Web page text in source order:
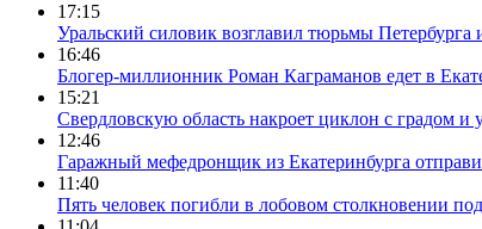
17:15
Уральский силовик возглавил тюрьмы Петербурга
16:46
Блогер-миллионник Роман Каграманов едет в
15:21
Свердловскую область накроет циклон с градом и
12:46
Гаражный мефедронщик из Екатеринбурга
11:40
Пять человек погибли в лобовом столкновении